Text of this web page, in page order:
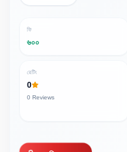
ফি
৬০০
রেটিং
0
0 Reviews